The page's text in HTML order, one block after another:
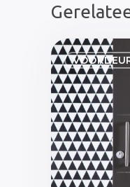
Wat
kun
je
doen
aan
Opbollende
Voordeuren